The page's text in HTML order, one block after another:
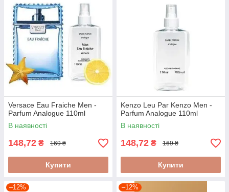
Versace Eau Fraiche Men -
Parfum Analogue 110ml
В наявності
148,72 ₴ 169 ₴
Купити
Kenzo Leu Par Kenzo Men -
Parfum Analogue 110ml
В наявності
148,72 ₴ 169 ₴
Купити
–12% –12%